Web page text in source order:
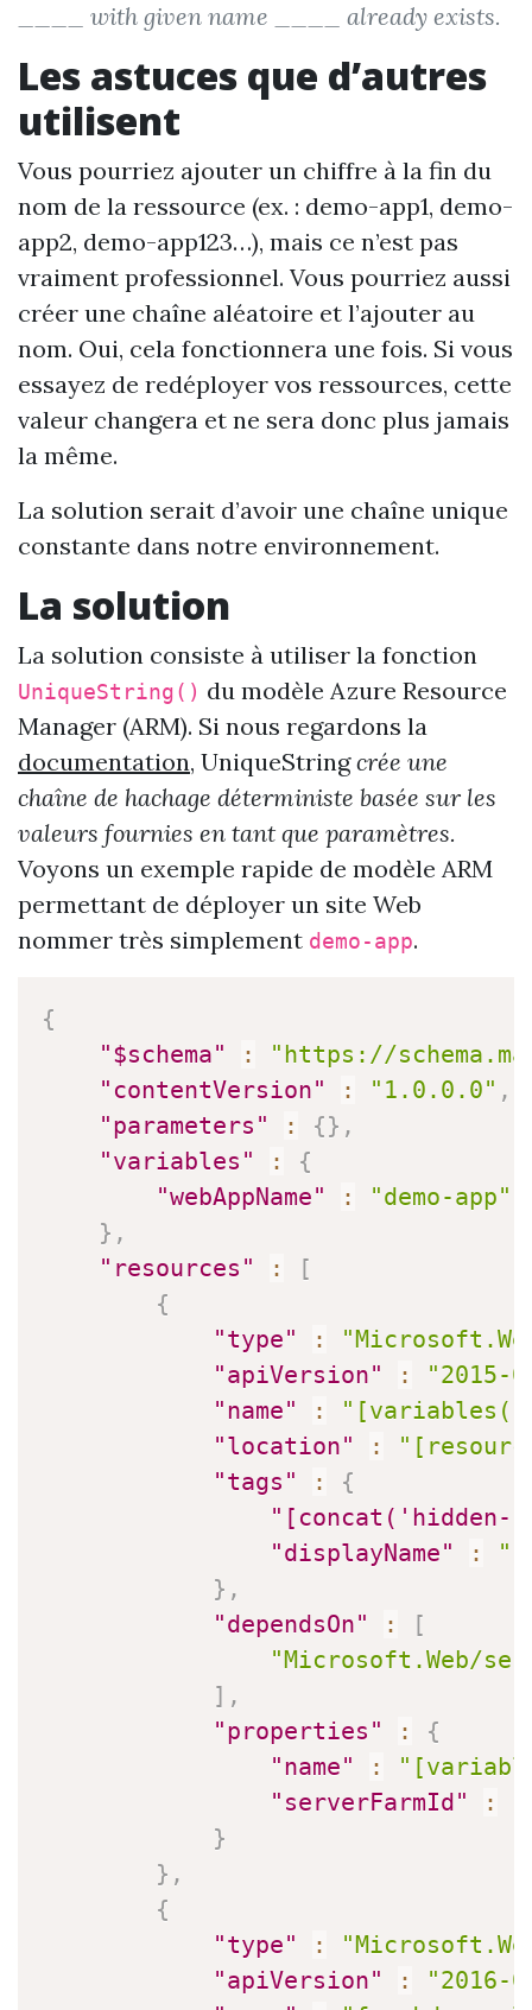
____ with given name ____ already exists.
Les astuces que d’autres
utilisent
Vous pourriez ajouter un chiffre à la fin du
nom de la ressource (ex. : demo-app1, demo-
app2, demo-app123…), mais ce n’est pas
vraiment professionnel. Vous pourriez aussi
créer une chaîne aléatoire et l’ajouter au
nom. Oui, cela fonctionnera une fois. Si vous
essayez de redéployer vos ressources, cette
valeur changera et ne sera donc plus jamais
la même.
La solution serait d’avoir une chaîne unique
constante dans notre environnement.
La solution
La solution consiste à utiliser la fonction
UniqueString() du modèle Azure Resource
Manager (ARM). Si nous regardons la
documentation, UniqueStringcrée une
chaîne de hachage déterministe basée sur les
valeurs fournies en tant que paramètres.
Voyons un exemple rapide de modèle ARM
permettant de déployer un site Web
nommer très simplement demo-app.
{
"$schema"
:
"https://
"contentVersion"
: "1.0.0.0" ,
"parameters"
: {} ,
"variables"
:
{
"webAppName"
:
"demo-app"
} ,
"resources"
:
[
{
"type"
:
"apiVersion"
:
"2015-
"name"
:
"location"
:
"tags"
:
{
"[concat('hidden-
"displayName"
:
} ,
"dependsOn"
:
[
"Microsoft.Web/
] ,
"properties"
:
{
"name"
:
"serverFarmId"
:
}
} ,
{
"type"
:
"apiVersion"
:
"2016-